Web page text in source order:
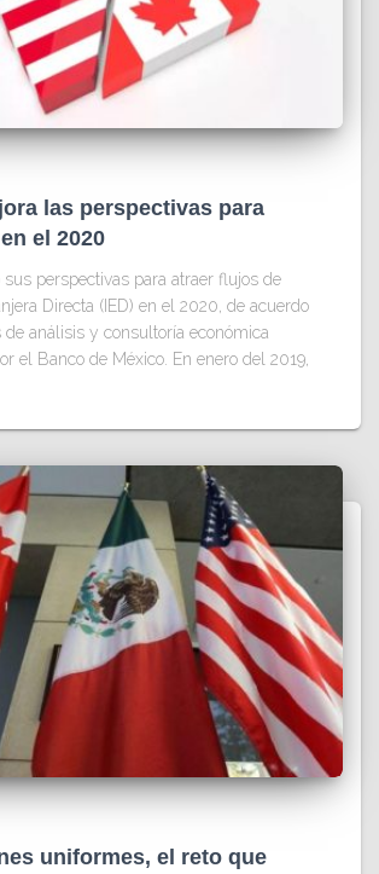
las perspectivas para
el 2020
sus perspectivas para atraer flujos de
Directa (IED) en el 2020, de acuerdo
análisis y consultoría económica
el Banco de México. En enero del 2019,
uniformes, el reto que